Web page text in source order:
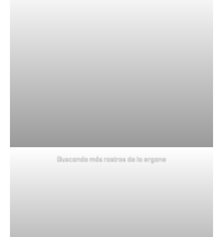
Buscando más rastros de la ergane